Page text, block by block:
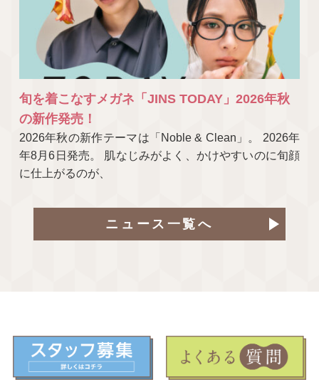
旬を着こなすメガネ「JINS TODAY」2026年秋
の新作発売！
2026年秋の新作テーマは「Noble & Clean」。 2026年
年8月6日発売。 肌なじみがよく、かけやすいのに旬顔
に仕上がるのが、
ニュース一覧へ